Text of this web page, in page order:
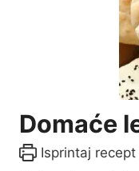
Domaće
Isprintaj recept